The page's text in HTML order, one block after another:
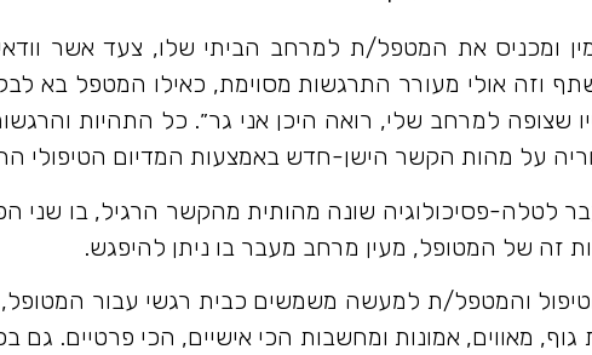
ומכניס את המטפל/ת למרחב הביתי שלו, צעד אשר וודאי
וזה אולי מעורר התרגשות מסוימת, כאילו המטפל בא
שצופה למרחב שלי, רואה היכן אני גר״. כל התהיות
על מהות הקשר הישן-חדש באמצעות המדיום הטיפולי
פסיכולוגיה שונה מהותית מהקשר הרגיל, בו שני
זה של המטופל, מעין מרחב מעבר בו ניתן להיפגש.
והמטפל/ת למעשה משמשים כבית רגשי עבור המטופל,
מאווים, אמונות ומחשבות הכי אישיים, הכי פרטיים. גם